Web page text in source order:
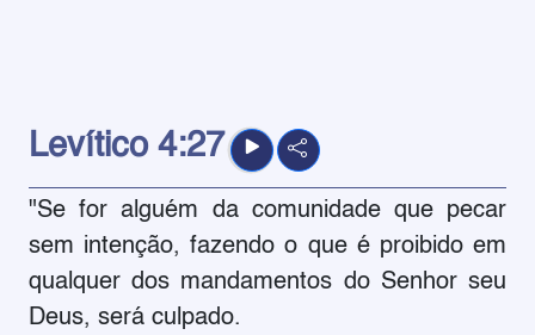
Levítico4:27
"Se for alguém da comunidade que pecar
sem intenção, fazendo o que é proibido em
qualquer dos mandamentos do Senhor seu
Deus, será culpado.